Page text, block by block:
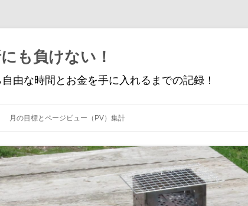
も負けない！
由な時間とお金を手に入れるまでの記録！
ン
ツ
へ
ス
キ
ッ
プ
月の目標とページビュー（PV）集計